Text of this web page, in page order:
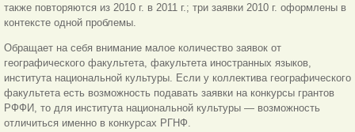
также повторяются из 2010 г. в 2011 г.; три заявки 2010 г. оформлены в
контексте одной проблемы.
Обращает на себя внимание малое количество заявок от
географического факультета, факультета иностранных языков,
института национальной культуры. Если у коллектива географического
факультета есть возможность подавать заявки на конкурсы грантов
РФФИ, то для института национальной культуры — возможность
отличиться именно в конкурсах РГНФ.